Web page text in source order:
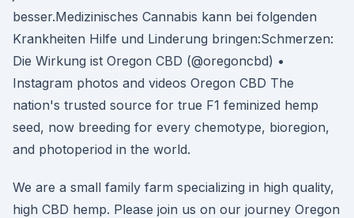
besser.Medizinisches Cannabis kann bei folgenden
Krankheiten Hilfe und Linderung bringen:Schmerzen:
Die Wirkung ist Oregon CBD (@oregoncbd) •
Instagram photos and videos Oregon CBD The
nation's trusted source for true F1 feminized hemp
seed, now breeding for every chemotype, bioregion,
and photoperiod in the world.
We are a small family farm specializing in high quality,
high CBD hemp. Please join us on our journey Oregon